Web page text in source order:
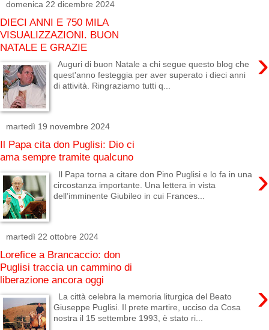
domenica 22 dicembre 2024
DIECI ANNI E 750 MILA
VISUALIZZAZIONI. BUON
NATALE E GRAZIE
›
Auguri di buon Natale a chi segue questo blog che
quest'anno festeggia per aver superato i dieci anni
di attività. Ringraziamo tutti q...
martedì 19 novembre 2024
Il Papa cita don Puglisi: Dio ci
ama sempre tramite qualcuno
›
Il Papa torna a citare don Pino Puglisi e lo fa in una
circostanza importante. Una lettera in vista
dell’imminente Giubileo in cui Frances...
martedì 22 ottobre 2024
Lorefice a Brancaccio: don
Puglisi traccia un cammino di
liberazione ancora oggi
›
La città celebra la memoria liturgica del Beato
Giuseppe Puglisi. Il prete martire, ucciso da Cosa
nostra il 15 settembre 1993, è stato ri...